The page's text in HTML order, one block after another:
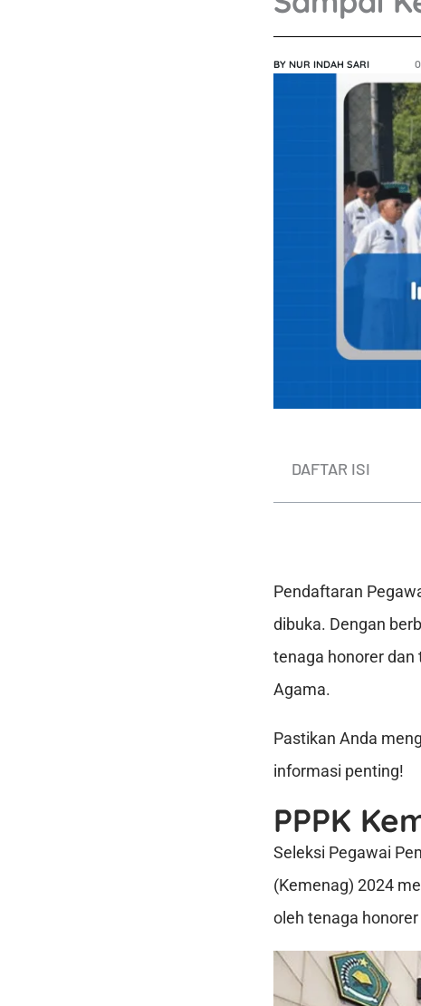
BY NUR INDAH SARI
DAFTAR ISI
Pendaftaran
dibuka. Dengan
tenaga honorer dan
Agama.
Pastikan Anda
informasi penting!
PPPK
Seleksi Pegawai
(Kemenag) 2024
oleh tenaga